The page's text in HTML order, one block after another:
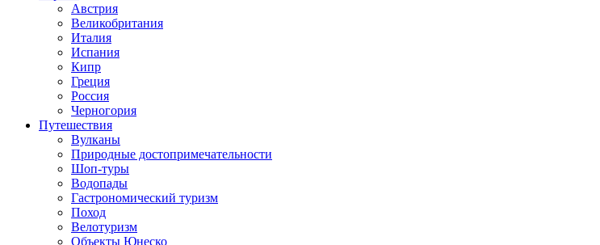
Австрия
Великобритания
Италия
Испания
Кипр
Греция
Россия
Черногория
Путешествия
Вулканы
Природные достопримечательности
Шоп-туры
Водопады
Гастрономический туризм
Поход
Велотуризм
Объекты Юнеско